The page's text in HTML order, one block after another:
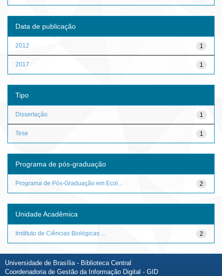
Data de publicação
1
2012
1
2017
Tipo
1
Dissertação
1
Tese
Programa de pós-graduação
2
Programa de Pós-Graduação em Ecol...
Unidade Acadêmica
2
Instituto de Ciências Biológicas ...
Universidade de Brasília - Biblioteca Central
Coordenadoria de Gestão da Informação Digital - GID